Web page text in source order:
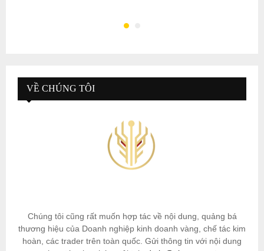
VỀ CHÚNG TÔI
Chúng tôi cũng rất muốn hợp tác về nội dung, quảng bá
thương hiệu của Doanh nghiệp kinh doanh vàng, chế tác kim
hoàn, các trader trên toàn quốc. Gửi thông tin với nội dung